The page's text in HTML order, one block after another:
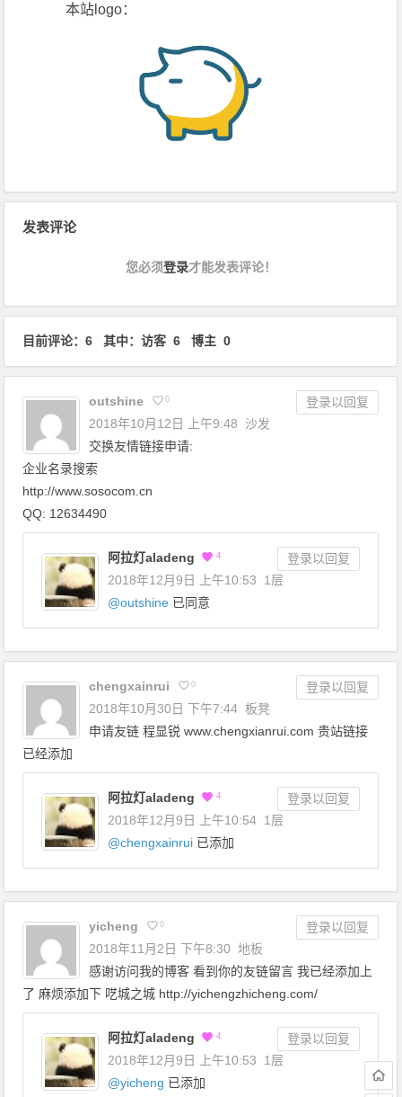
本站logo：
发表评论
您必须登录才能发表评论！
目前评论：6 其中：访客 6 博主 0
outshine 0
登录以回复
2018年10月12日 上午9:48
沙发
交换友情链接申请:
企业名录搜索
http://www.sosocom.cn
QQ: 12634490
阿拉灯aladeng 4
登录以回复
2018年12月9日 上午10:53
1层
@outshine 已同意
chengxainrui 0
登录以回复
2018年10月30日 下午7:44 板凳
申请友链 程显锐 www.chengxianrui.com 贵站链接
已经添加
阿拉灯aladeng 4
登录以回复
2018年12月9日 上午10:54 1层
@chengxainrui 已添加
yicheng 0
登录以回复
2018年11月2日 下午8:30 地板
感谢访问我的博客 看到你的友链留言 我已经添加上
了 麻烦添加下 呓城之城 http://yichengzhicheng.com/
阿拉灯aladeng 4
登录以回复
2018年12月9日 上午10:53
1层
@yicheng 已添加